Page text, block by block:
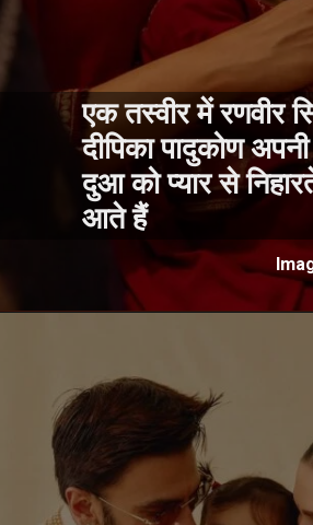
एक तस्वीर में रणवीर
दीपिका पादुकोण अपनी
दुआ को प्यार से
आते हैं